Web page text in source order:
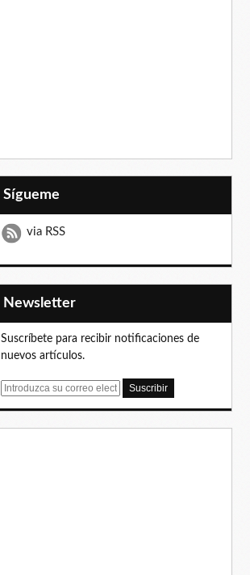
Sígueme
via RSS
Newsletter
Suscríbete para recibir notificaciones de
nuevos artículos.
E